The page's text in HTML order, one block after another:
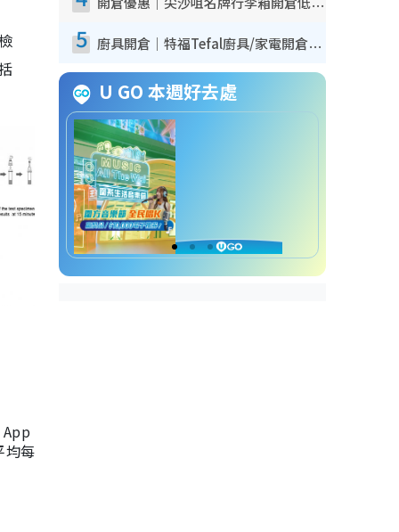
均每
開倉優惠｜尖沙咀名牌行李箱開倉低至4折！一連5日 American Tourister/ace./Hallmark $200起！
5 廚具開倉｜特福Tefal廚具/家電開倉低至3折！$220起買平底鍋/炒鑊/湯煲！電飯煲/吸塵機/燙斗$418起
U GO 本週好去處